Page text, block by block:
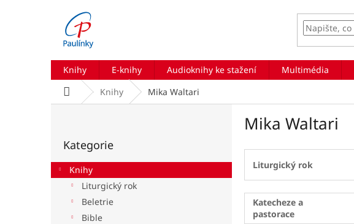
Knihy E-knihy Audioknihy ke stažení Multimédia
Domů Knihy Mika Waltari
r
a
kategorie
Kategorie
Knihy
Liturgický rok
Beletrie
Bible
Mika Waltari
Liturgický rok
Katecheze a
pastorace